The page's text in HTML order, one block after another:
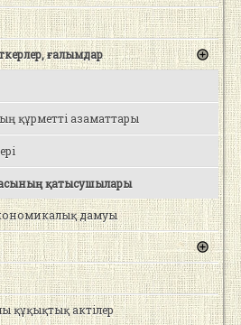
ғалымдар
құрметті азаматтары
қатысушылары
дамуы
құқықтық актілер